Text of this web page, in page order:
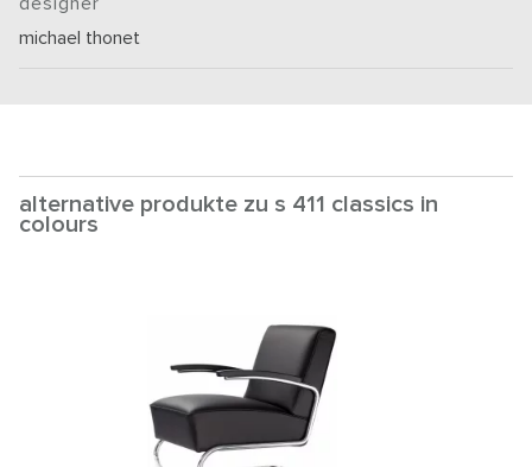
designer
michael thonet
alternative produkte zu s 411 classics in
colours